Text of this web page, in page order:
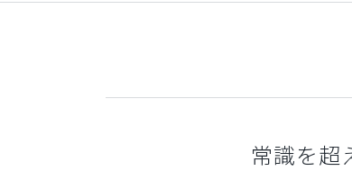
常識を超